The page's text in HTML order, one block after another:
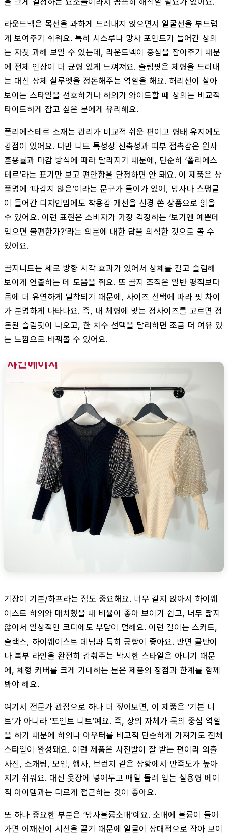
라운드넥은 목선을 과하게 드러내지 않으면서 얼굴선을 부드럽
게 보여주기 쉬워요. 특히 시스루나 망사 포인트가 들어간 상의
는 자칫 과해 보일 수 있는데, 라운드넥이 중심을 잡아주기 때문
에 전체 인상이 더 균형 있게 느껴져요. 슬림핏은 체형을 드러내
는 대신 상체 실루엣을 정돈해주는 역할을 해요. 허리선이 살아
보이는 스타일을 선호하거나 하의가 와이드할 때 상의는 비교적
타이트하게 잡고 싶은 분에게 유리해요.
폴리에스테르 소재는 관리가 비교적 쉬운 편이고 형태 유지에도
강점이 있어요. 다만 니트 특성상 신축성과 피부 접촉감은 원사
혼용률과 마감 방식에 따라 달라지기 때문에, 단순히 ‘폴리에스
테르’라는 표기만 보고 편안함을 단정하면 안 돼요. 이 제품은 상
품명에 ‘따갑지 않은’이라는 문구가 들어가 있어, 망사나 스팽글
이 들어간 디자인임에도 착용감 개선을 신경 쓴 상품으로 읽을
수 있어요. 이런 표현은 소비자가 가장 걱정하는 ‘보기엔 예쁜데
입으면 불편한가?’라는 의문에 대한 답을 의식한 것으로 볼 수
있어요.
골지니트는 세로 방향 시각 효과가 있어서 상체를 길고 슬림해
보이게 연출하는 데 도움을 줘요. 또 골지 조직은 일반 평직보다
몸에 더 유연하게 밀착되기 때문에, 사이즈 선택에 따라 핏 차이
가 분명하게 나타나요. 즉, 내 체형에 맞는 정사이즈를 고르면 정
돈된 슬림핏이 나오고, 한 치수 선택을 달리하면 조금 더 여유 있
는 느낌으로 바꿔볼 수 있어요.
기장이 기본/하프라는 점도 중요해요. 너무 길지 않아서 하이웨
이스트 하의와 매치했을 때 비율이 좋아 보이기 쉽고, 너무 짧지
않아서 일상적인 코디에도 부담이 덜해요. 이런 길이는 스커트,
슬랙스, 하이웨이스트 데님과 특히 궁합이 좋아요. 반면 골반이
나 복부 라인을 완전히 감춰주는 박시한 스타일은 아니기 때문
에, 체형 커버를 크게 기대하는 분은 제품의 장점과 한계를 함께
봐야 해요.
여기서 전문가 관점으로 하나 더 짚어보면, 이 제품은 ‘기본 니
트’가 아니라 ‘포인트 니트’예요. 즉, 상의 자체가 룩의 중심 역할
을 하기 때문에 하의나 아우터를 비교적 단순하게 가져가도 전체
스타일이 완성돼요. 이런 제품은 사진발이 잘 받는 편이라 외출
사진, 소개팅, 모임, 행사, 브런치 같은 상황에서 만족도가 높아
지기 쉬워요. 대신 옷장에 넣어두고 매일 돌려 입는 실용형 베이
직 아이템과는 다르게 접근하는 것이 좋아요.
또 하나 중요한 부분은 ‘망사볼륨소매’예요. 소매에 볼륨이 들어
가면 어깨선이 시선을 끌기 때문에 얼굴이 상대적으로 작아 보이